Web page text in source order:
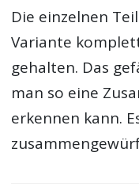
Die einzelnen
Variante
gehalten. Das
man so eine
erkennen kann.